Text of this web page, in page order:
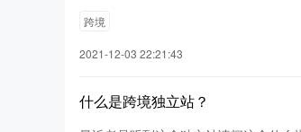
跨境
2021-12-03 22:21:43
什么是跨境独立站？